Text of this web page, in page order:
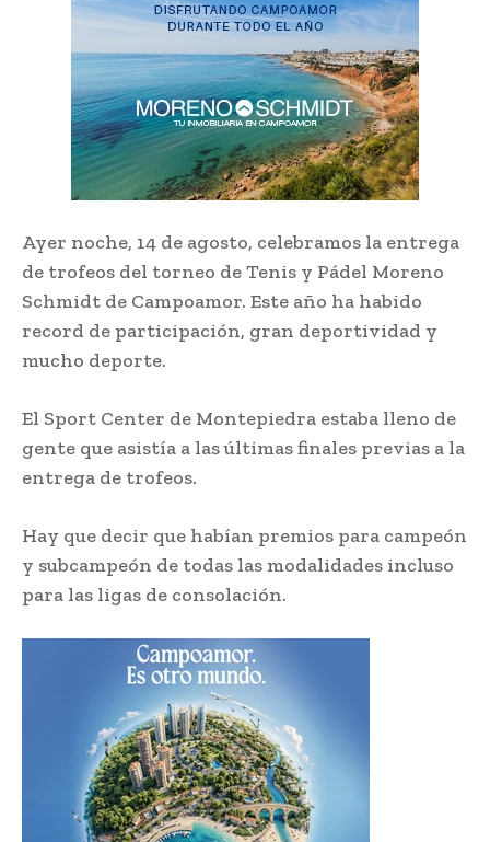
Ayer noche, 14 de agosto, celebramos la entrega
de trofeos del torneo de Tenis y Pádel Moreno
Schmidt de Campoamor. Este año ha habido
record de participación, gran deportividad y
mucho deporte.
El Sport Center de Montepiedra estaba lleno de
gente que asistía a las últimas finales previas a la
entrega de trofeos.
Hay que decir que habían premios para campeón
y subcampeón de todas las modalidades incluso
para las ligas de consolación.